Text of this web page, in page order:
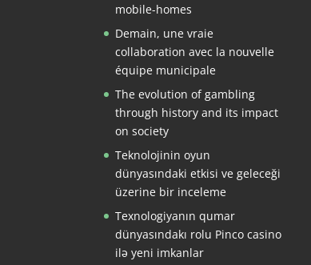
mobile-homes
Demain, une vraie
collaboration avec la nouvelle
équipe municipale
The evolution of gambling
through history and its impact
on society
Teknolojinin oyun
dünyasındaki etkisi ve geleceği
üzerine bir inceleme
Texnologiyanın qumar
dünyasındakı rolu Pinco casino
ilə yeni imkanlar